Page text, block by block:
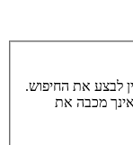
לבצע את החיפוש.
מכבה את